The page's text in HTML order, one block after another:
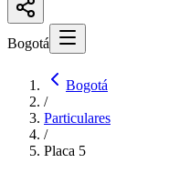
Bogotá
Bogotá
/
Particulares
/
Placa 5